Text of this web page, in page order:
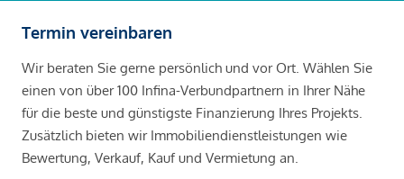
Termin vereinbaren
Wir beraten Sie gerne persönlich und vor Ort. Wählen Sie
einen von über 100 Infina-Verbundpartnern in Ihrer Nähe
für die beste und günstigste Finanzierung Ihres Projekts.
Zusätzlich bieten wir Immobiliendienstleistungen wie
Bewertung, Verkauf, Kauf und Vermietung an.